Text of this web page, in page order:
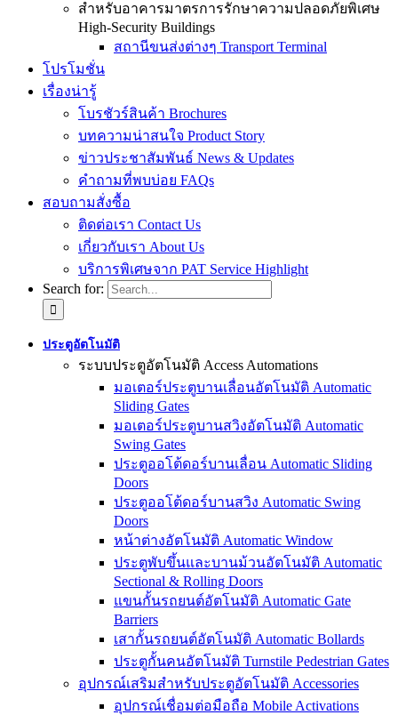
สำหรับอาคารมาตรการรักษาความปลอดภัยพิเศษ
High-Security Buildings
สถานีขนส่งต่างๆ Transport Terminal
โปรโมชั่น
เรื่องน่ารู้
โบรชัวร์สินค้า Brochures
บทความน่าสนใจ Product Story
ข่าวประชาสัมพันธ์ News & Updates
คำถามที่พบบ่อย FAQs
สอบถามสั่งซื้อ
ติดต่อเรา Contact Us
เกี่ยวกับเรา About Us
บริการพิเศษจาก PAT Service Highlight
Search for:
ประตูอัตโนมัติ
ระบบประตูอัตโนมัติ Access Automations
มอเตอร์ประตูบานเลื่อนอัตโนมัติ Automatic
Sliding Gates
มอเตอร์ประตูบานสวิงอัตโนมัติ Automatic
Swing Gates
ประตูออโต้ดอร์บานเลื่อน Automatic Sliding
Doors
ประตูออโต้ดอร์บานสวิง Automatic Swing
Doors
หน้าต่างอัตโนมัติ Automatic Window
ประตูพับขึ้นและบานม้วนอัตโนมัติ Automatic
Sectional & Rolling Doors
แขนกั้นรถยนต์อัตโนมัติ Automatic Gate
Barriers
เสากั้นรถยนต์อัตโนมัติ Automatic Bollards
ประตูกั้นคนอัตโนมัติ Turnstile Pedestrian Gates
อุปกรณ์เสริมสำหรับประตูอัตโนมัติ Accessories
อุปกรณ์เชื่อมต่อมือถือ Mobile Activations